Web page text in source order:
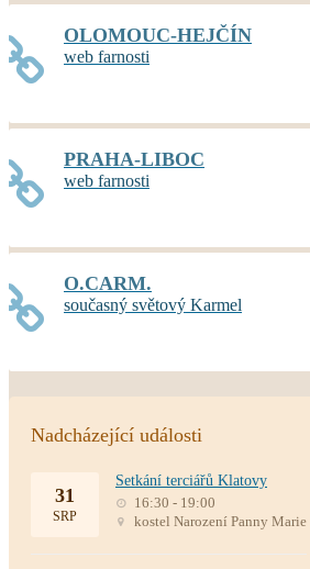
OLOMOUC-HEJČÍN
web farnosti
PRAHA-LIBOC
web farnosti
O.CARM.
současný světový Karmel
Nadcházející události
31
SRP
Setkání terciářů Klatovy
16:30 - 19:00
kostel Narození Panny Marie